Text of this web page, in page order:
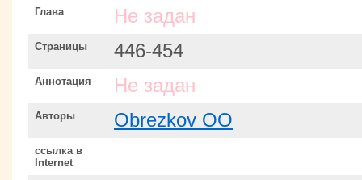
Глава Не задан
Страницы 446-454
Аннотация Не задан
Авторы Obrezkov OO
ссылка в
Internet